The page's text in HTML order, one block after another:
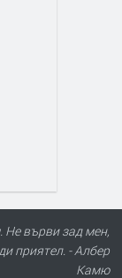
Не върви зад мен,
приятел. - Албер
Камю